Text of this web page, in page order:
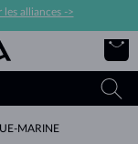
les alliances ->
MARINE